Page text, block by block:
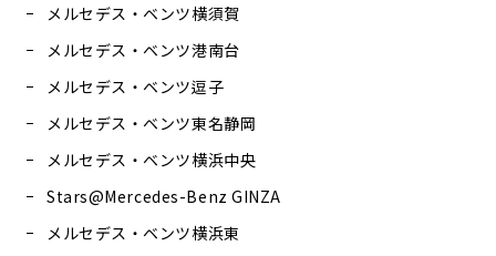
メルセデス・ベンツ横須賀
メルセデス・ベンツ港南台
メルセデス・ベンツ逗子
メルセデス・ベンツ東名静岡
メルセデス・ベンツ横浜中央
Stars@Mercedes-Benz GINZA
メルセデス・ベンツ横浜東